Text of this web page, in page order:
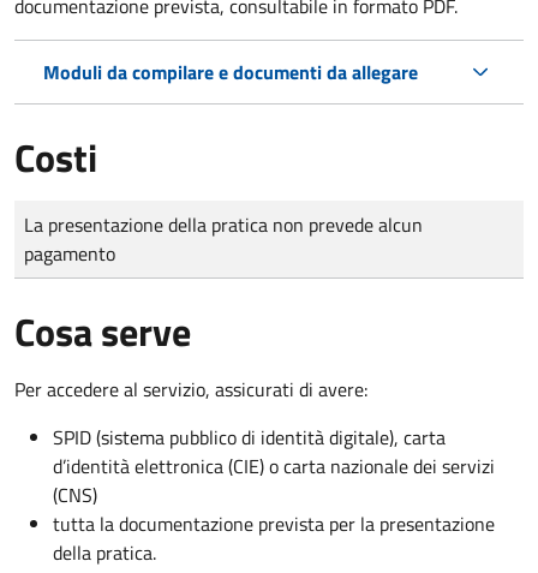
documentazione prevista, consultabile in formato PDF.
Moduli da compilare e documenti da allegare
Costi
Tipo di pagamento
Importo
La presentazione della pratica non prevede alcun
pagamento
Cosa serve
Per accedere al servizio, assicurati di avere:
SPID (sistema pubblico di identità digitale), carta
d’identità elettronica (CIE) o carta nazionale dei servizi
(CNS)
tutta la documentazione prevista per la presentazione
della pratica.